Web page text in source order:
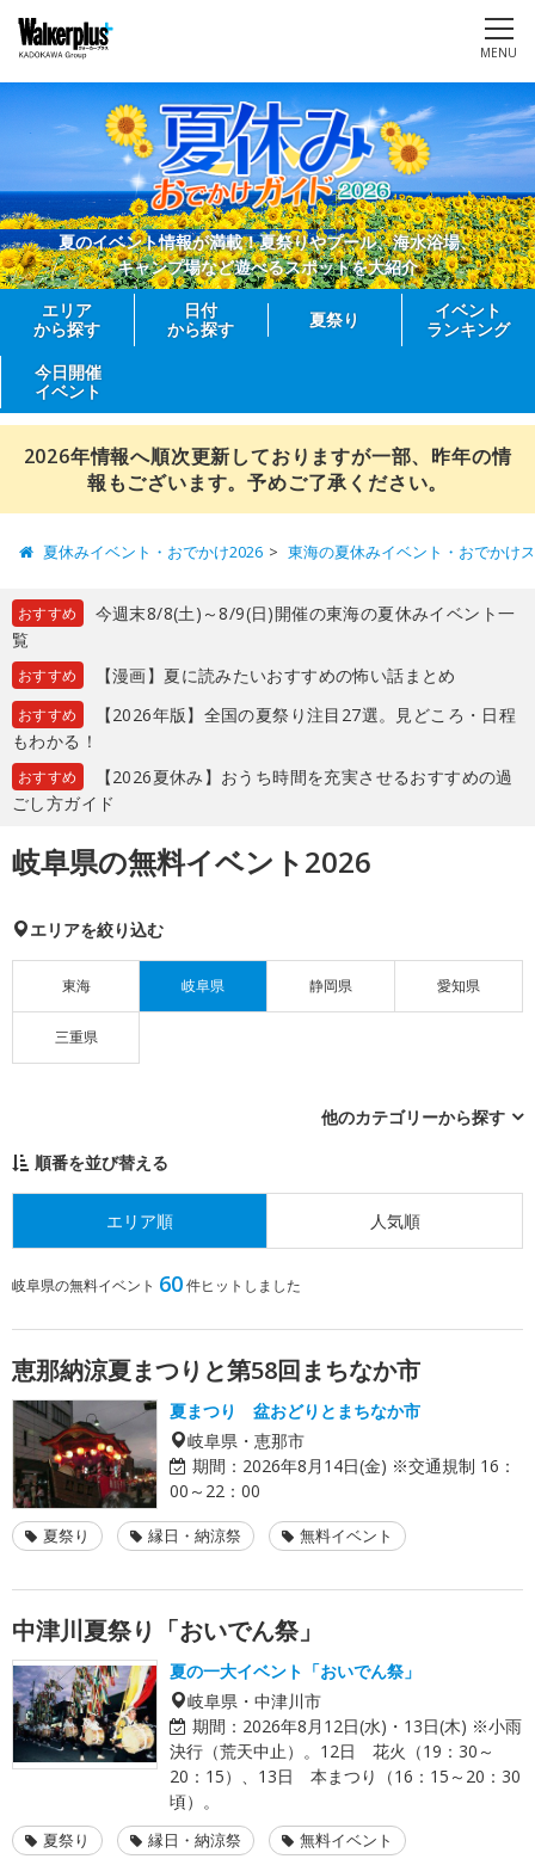
MENU
夏のイベント情報が満載！夏祭りやプール、海水浴場、
キャンプ場など遊べるスポットを大紹介
エリア
から探す
日付
から探す
夏祭り
イベント
ランキング
今日開催
イベント
2026年情報へ順次更新しておりますが一部、昨年の情
報もございます。予めご了承ください。
夏休みイベント・おでかけ2026 東海の夏休みイベント・おでかけ
おすすめ
今週末8/8(土)～8/9(日)開催の東海の夏休みイベント一
覧
おすすめ 【漫画】夏に読みたいおすすめの怖い話まとめ
おすすめ
【2026年版】全国の夏祭り注目27選。見どころ・日程
もわかる！
おすすめ
【2026夏休み】おうち時間を充実させるおすすめの過
ごし方ガイド
岐阜県の無料イベント2026
エリアを絞り込む
東海 岐阜県 静岡県 愛知県
三重県
他のカテゴリーから探す
順番を並び替える
エリア順 人気順
岐阜県の無料イベント 60件ヒットしました
恵那納涼夏まつりと第58回まちなか市
夏まつり 盆おどりとまちなか市
岐阜県・恵那市
期間： 2026年8月14日(金) ※交通規制 16：
00～22：00
夏祭り 縁日・納涼祭 無料イベント
中津川夏祭り「おいでん祭」
夏の一大イベント「おいでん祭」
岐阜県・中津川市
期間： 2026年8月12日(水)・13日(木) ※小雨
決行（荒天中止）。12日 花火（19：30～
20：15）、13日 本まつり（16：15～20：30
頃）。
夏祭り 縁日・納涼祭 無料イベント